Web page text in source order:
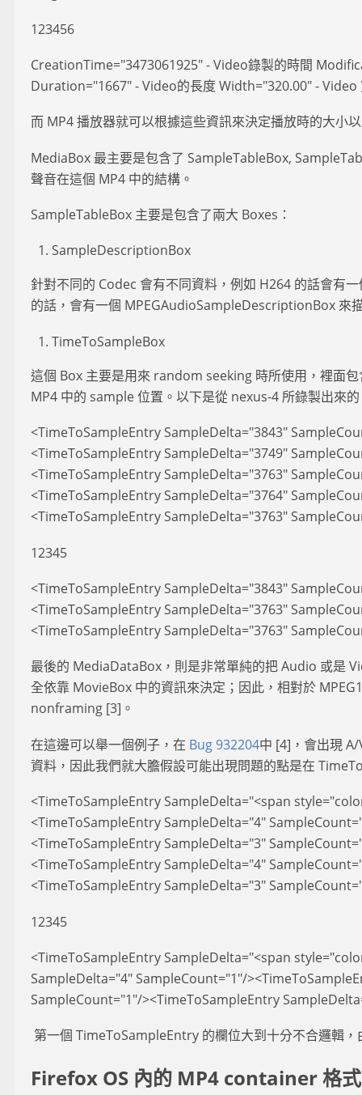
123456
CreationTime="3473061925" - Video錄製的時間
Duration="1667" - Video的長度 Width="320.00" -
而 MP4 播放器就可以根據這些資訊來決定播放時的大小
MediaBox 最主要是包含了 SampleTableBox,
聲音在這個 MP4 中的結構。
SampleTableBox 主要是包含了兩大 Boxes：
SampleDescriptionBox
針對不同的 Codec 會有不同資料，例如 H264 的話會有
的話，會有一個 MPEGAudioSampleDescriptionBox 來
TimeToSampleBox
這個 Box 主要是用來 random seeking 時所使用，裡面
MP4 中的 sample 位置。以下是從 nexus-4 所錄製出來
<TimeToSampleEntry SampleDelta="3843"
<TimeToSampleEntry SampleDelta="3749"
<TimeToSampleEntry SampleDelta="3763"
<TimeToSampleEntry SampleDelta="3764"
<TimeToSampleEntry SampleDelta="3763"
12345
<TimeToSampleEntry SampleDelta="3843"
<TimeToSampleEntry SampleDelta="3763"
<TimeToSampleEntry SampleDelta="3763"
最後的 MediaDataBox，則是非常單純的把 Audio 或是
全依靠 MovieBox 中的資訊來決定；因此，相對於
nonframing [3]。
在這邊可以舉一個例子，在 Bug 932204中 [4]，會出現
資料，因此我們就大膽假設可能出現問題的點是在
<TimeToSampleEntry SampleDelta="<span
<TimeToSampleEntry SampleDelta="4"
<TimeToSampleEntry SampleDelta="3"
<TimeToSampleEntry SampleDelta="4"
<TimeToSampleEntry SampleDelta="3"
12345
<TimeToSampleEntry SampleDelta="<span
SampleDelta="4" SampleCount="1"/
SampleCount="1"/><TimeToSampleEntry
第一個 TimeToSampleEntry 的欄位大到十分不合邏輯
Firefox OS 內的 MP4 container 格式